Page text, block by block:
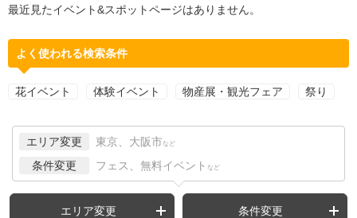
最近見たイベント&スポットページはありません。
よく使われる検索条件
花イベント 体験イベント 物産展・観光フェア 祭り
エリア変更 東京、大阪市 など
条件変更 フェス、無料イベント など
エリア変更 条件変更